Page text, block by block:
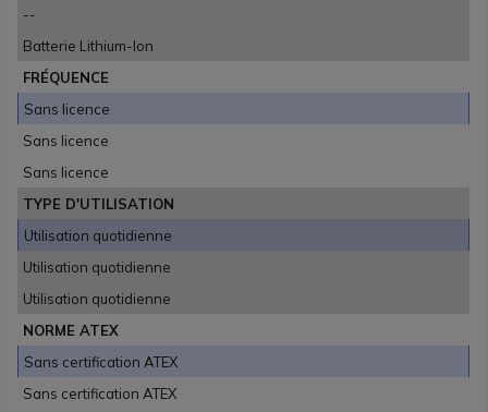
--
Batterie Lithium-Ion
FRÉQUENCE
Sans licence
Sans licence
Sans licence
TYPE D'UTILISATION
Utilisation quotidienne
Utilisation quotidienne
Utilisation quotidienne
NORME ATEX
Sans certification ATEX
Sans certification ATEX